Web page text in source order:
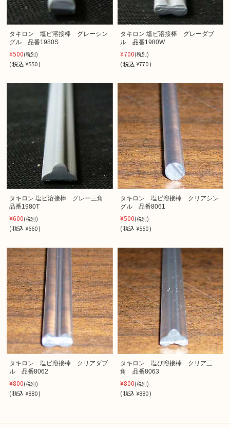
タキロン 塩ビ溶接棒 グレーシン
グル 品番1980S
¥500(税別)
(税込¥550 )
タキロン 塩ビ溶接棒 グレーダブ
ル 品番1980W
¥700(税別)
(税込 ¥770 )
タキロン 塩ビ溶接棒 グレー三角
品番1980T
¥600(税別)
(税込¥660 )
タキロン 塩ビ溶接棒 クリアシン
グル 品番8061
¥500(税別)
(税込 ¥550 )
タキロン 塩ビ溶接棒 クリアダブ
ル 品番8062
¥800(税別)
(税込¥880 )
タキロン 塩び溶接棒 クリア三
角 品番8063
¥800(税別)
(税込 ¥880 )